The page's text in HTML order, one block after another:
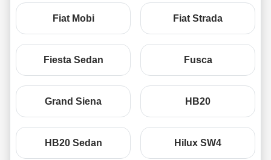
Fiat Mobi Fiat Strada
Fiesta Sedan Fusca
Grand Siena HB20
HB20 Sedan Hilux SW4